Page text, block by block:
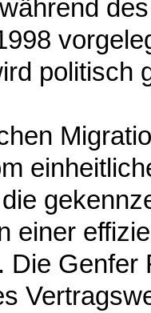
politisch
einer
Die